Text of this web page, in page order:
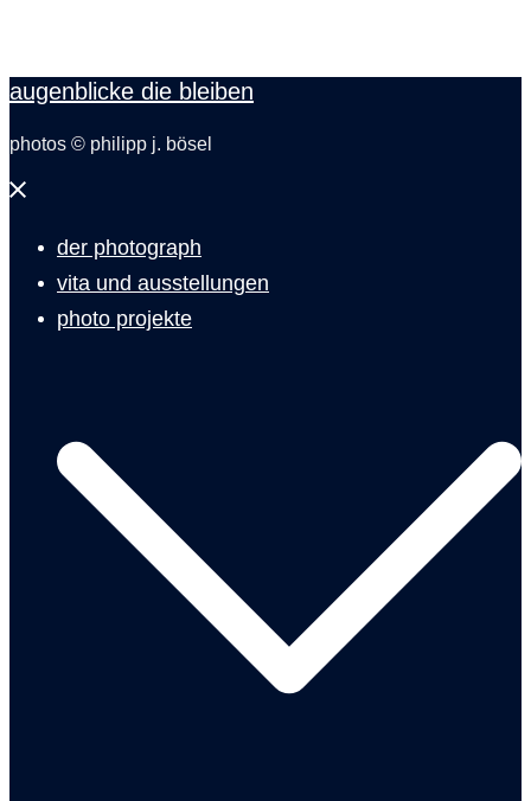
augenblicke die bleiben
photos © philipp j. bösel
Menü
der photograph
vita und ausstellungen
photo projekte